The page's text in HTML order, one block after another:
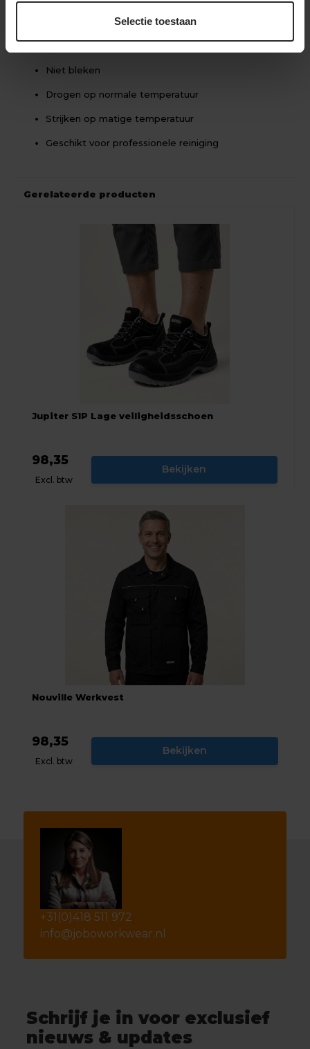
Selectie toestaan
Collectie:Aalto Professional Line
Wasvoorschriften
Machinewasbaar op 60°C
Niet bleken
Drogen op normale temperatuur
Strijken op matige temperatuur
Geschikt voor professionele reiniging
Gerelateerde producten
Jupiter S1P Lage veiligheidsschoen
98,35
Excl. btw
Bekijken
Nouville Werkvest
98,35
Excl. btw
Bekijken
+31(0)418 511 972
info@joboworkwear.nl
Schrijf je in voor exclusief
nieuws & updates